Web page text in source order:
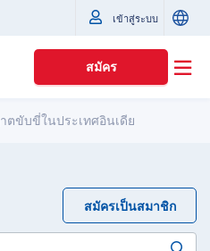
เข้าสู่ระบบ
สมัคร
ตขับขี่ในประเทศอินเดีย
สมัครเป็นสมาชิก